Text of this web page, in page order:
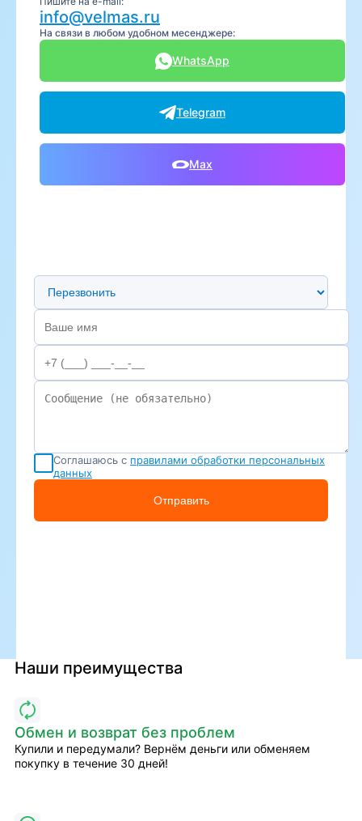
info@velmas.ru
На связи в любом удобном месенджере:
WhatsApp
Telegram
Max
Предпочтительный способ связи
Соглашаюсь с правилами обработки персональных
данных
Отправить
Наши преимущества
Обмен и возврат без проблем
Купили и передумали? Вернём деньги или обменяем
покупку в течение 30 дней!